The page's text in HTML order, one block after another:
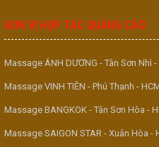
ĐƠN VỊ HỢP TÁC QUẢNG CÁO
Massage ÁNH DƯƠNG - Tân Sơn Nhì -
Massage VINH TIÊN - Phú Thạnh -
Massage BANGKOK - Tân Sơn Hòa -
Massage SAIGON STAR - Xuân Hòa -